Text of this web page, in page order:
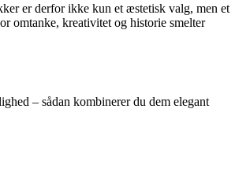
er derfor ikke kun et æstetisk valg, men et
omtanke, kreativitet og historie smelter
– sådan kombinerer du dem elegant